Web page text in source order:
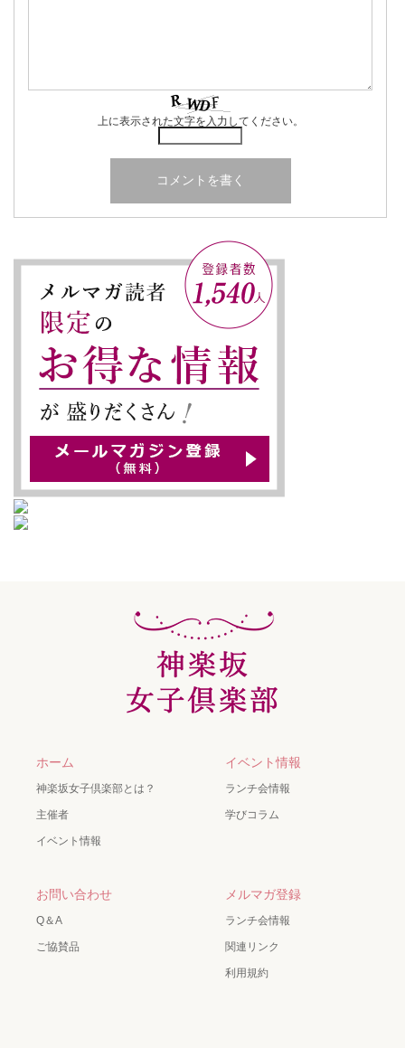
上に表示された文字を入力してください。
ホーム
神楽坂女子倶楽部とは？
主催者
イベント情報
イベント情報
ランチ会情報
学びコラム
お問い合わせ
Q＆A
ご協賛品
メルマガ登録
ランチ会情報
関連リンク
利用規約